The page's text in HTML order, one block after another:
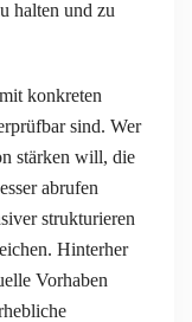
halten und zu
konkreten
sind. Wer
stärken will, die
abrufen
strukturieren
Hinterher
Vorhaben